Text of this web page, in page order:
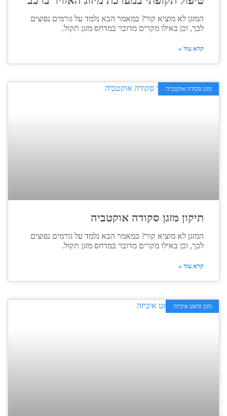
המזגן לא מוציא קור? במאמר הבא נלמד על גורמים נפוצים
לכך, וכן באילו מקרים מדובר במדחס מזגן תקול.
קרא עוד »
מזגן סקודה אוקטביה
תיקון מזגן סקודה אוקטביה
המזגן לא מוציא קור? במאמר הבא נלמד על גורמים נפוצים
לכך, וכן באילו מקרים מדובר במדחס מזגן תקול.
קרא עוד »
מזגן סיאט איביזה